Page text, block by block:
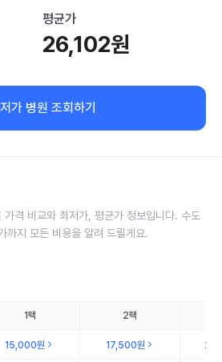
평균가
26,102원
가 병원 조회하기
격 비교와 최저가, 평균가 정보입니다. 수도
까지 모든 비용을 알려 드릴게요.
1팩 2팩
15,000원 17,500원